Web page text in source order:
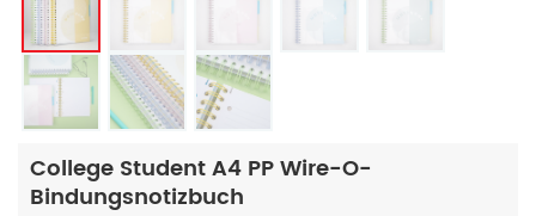
College Student A4 PP Wire-O-
Bindungsnotizbuch